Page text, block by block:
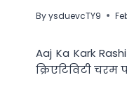
ByysduevcTY9
Aaj Ka Kark
क्रिएटिविटी